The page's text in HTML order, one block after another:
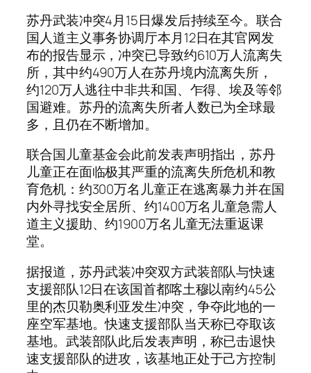
苏丹武装冲突4月15日爆发后持续至今。联合
国人道主义事务协调厅本月12日在其官网发
布的报告显示，冲突已导致约610万人流离失
所，其中约490万人在苏丹境内流离失所，
约120万人逃往中非共和国、乍得、埃及等邻
国避难。苏丹的流离失所者人数已为全球最
多，且仍在不断增加。
联合国儿童基金会此前发表声明指出，苏丹
儿童正在面临极其严重的流离失所危机和教
育危机：约300万名儿童正在逃离暴力并在国
内外寻找安全居所、约1400万名儿童急需人
道主义援助、约1900万名儿童无法重返课
堂。
据报道，苏丹武装冲突双方武装部队与快速
支援部队12日在该国首都喀土穆以南约45公
里的杰贝勒奥利亚发生冲突，争夺此地的一
座空军基地。快速支援部队当天称已夺取该
基地。武装部队此后发表声明，称已击退快
速支援部队的进攻，该基地正处于己方控制